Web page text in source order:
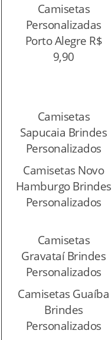
Camisetas
Personalizadas
Porto Alegre R$
9,90
Camisetas
Sapucaia Brindes
Personalizados
Camisetas Novo
Hamburgo Brindes
Personalizados
Camisetas
Gravataí Brindes
Personalizados
Camisetas Guaíba
Brindes
Personalizados